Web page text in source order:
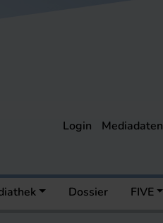
Login Mediadaten
Dossier FIVE